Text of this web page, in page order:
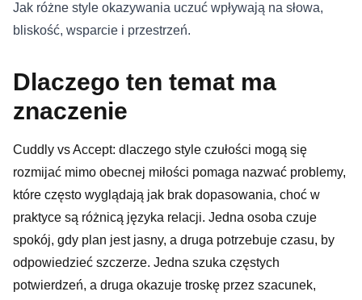
Jak różne style okazywania uczuć wpływają na słowa,
bliskość, wsparcie i przestrzeń.
Dlaczego ten temat ma
znaczenie
Cuddly vs Accept: dlaczego style czułości mogą się
rozmijać mimo obecnej miłości pomaga nazwać problemy,
które często wyglądają jak brak dopasowania, choć w
praktyce są różnicą języka relacji. Jedna osoba czuje
spokój, gdy plan jest jasny, a druga potrzebuje czasu, by
odpowiedzieć szczerze. Jedna szuka częstych
potwierdzeń, a druga okazuje troskę przez szacunek,